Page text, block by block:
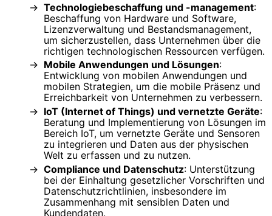
Technologiebeschaffung und -management:
Beschaffung von Hardware und Software,
Lizenzverwaltung und Bestandsmanagement,
um sicherzustellen, dass Unternehmen über die
richtigen technologischen Ressourcen verfügen.
Mobile Anwendungen und Lösungen:
Entwicklung von mobilen Anwendungen und
mobilen Strategien, um die mobile Präsenz und
Erreichbarkeit von Unternehmen zu verbessern.
IoT (Internet of Things) und vernetzte Geräte:
Beratung und Implementierung von Lösungen im
Bereich IoT, um vernetzte Geräte und Sensoren
zu integrieren und Daten aus der physischen
Welt zu erfassen und zu nutzen.
Compliance und Datenschutz: Unterstützung
bei der Einhaltung gesetzlicher Vorschriften und
Datenschutzrichtlinien, insbesondere im
Zusammenhang mit sensiblen Daten und
Kundendaten.